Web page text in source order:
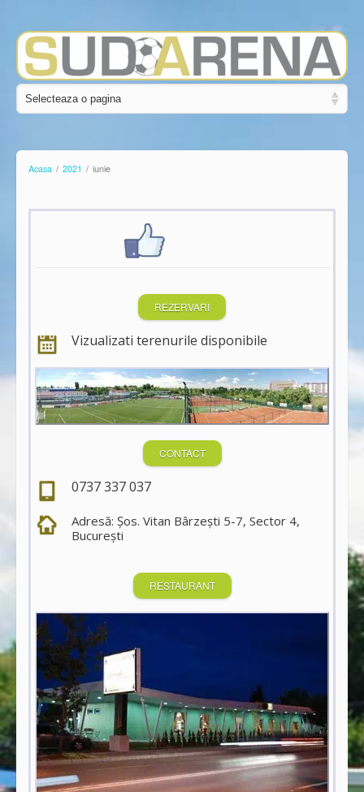
Acasa / 2021 / iunie
REZERVARI
Vizualizati terenurile disponibile
CONTACT
0737 337 037
Adresă: Şos. Vitan Bârzeşti 5-7, Sector 4,
Bucureşti
RESTAURANT